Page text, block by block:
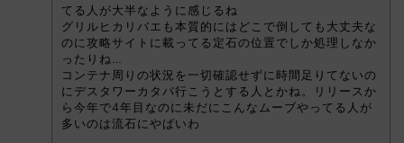
てる人が大半なように感じるね
グリルヒカリバエも本質的にはどこで倒しても大丈夫な
のに攻略サイトに載ってる定石の位置でしか処理しなか
ったりね…
コンテナ周りの状況を一切確認せずに時間足りてないの
にデスタワーカタパ行こうとする人とかね。リリースか
ら今年で4年目なのに未だにこんなムーブやってる人が
多いのは流石にやばいわ